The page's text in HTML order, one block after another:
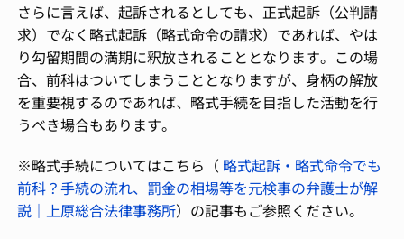
さらに言えば、起訴されるとしても、正式起訴（公判請
求）でなく略式起訴（略式命令の請求）であれば、やは
り勾留期間の満期に釈放されることとなります。この場
合、前科はついてしまうこととなりますが、身柄の解放
を重要視するのであれば、略式手続を目指した活動を行
うべき場合もあります。
※略式手続についてはこちら（ 略式起訴・略式命令でも
前科？手続の流れ、罰金の相場等を元検事の弁護士が解
説｜上原総合法律事務所）の記事もご参照ください。